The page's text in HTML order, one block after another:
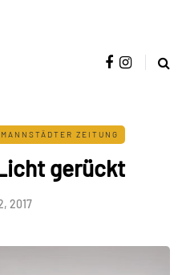
ZEITUNG
gerückt
2017